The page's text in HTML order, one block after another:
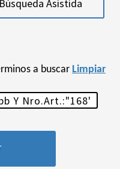
Búsqueda Asistida
a buscar Limpiar